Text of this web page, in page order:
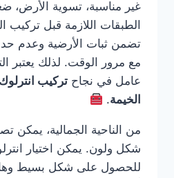
غير مناسبة، تسوية الأرض،
الطبقات اللازمة قبل تركيب
تضمن ثبات الأرضية وعدم
مع مرور الوقت. لذلك يعتبر
عامل في نجاح تركيب
الخيمة.
من الناحية الجمالية، يمكن
شكل ولون. يمكن اختيار
للحصول على شكل بسيط